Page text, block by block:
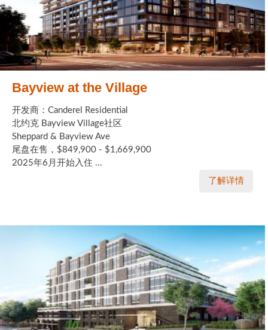
Bayview at the Village
开发商：Canderel Residential
北约克 Bayview Village社区
Sheppard & Bayview Ave
尾盘在售，$849,900 - $1,669,900
2025年6月开始入住 ...
了解详情